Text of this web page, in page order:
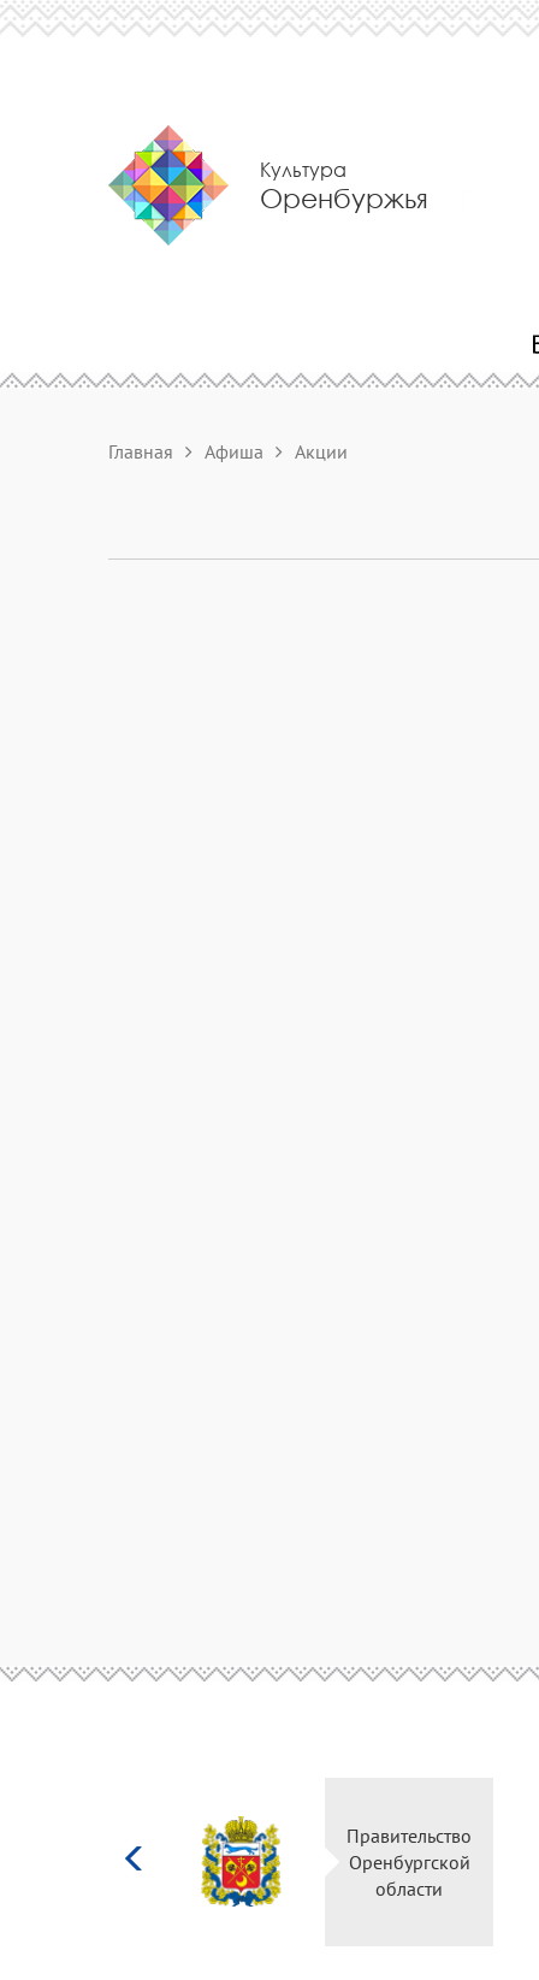
Культура
Оренбуржья
Главная Афиша Акции
Правительство
Оренбургской
области